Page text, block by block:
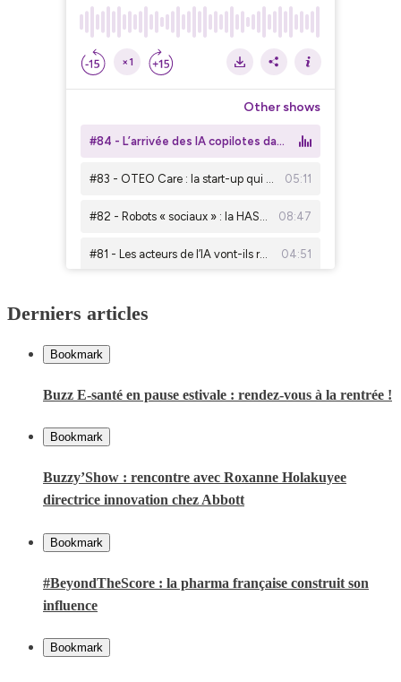
Derniers articles
Bookmark
Buzz E-santé en pause estivale : rendez-vous à la rentrée !
Bookmark
Buzzy’Show : rencontre avec Roxanne Holakuyee
directrice innovation chez Abbott
Bookmark
#BeyondTheScore : la pharma française construit son
influence
Bookmark